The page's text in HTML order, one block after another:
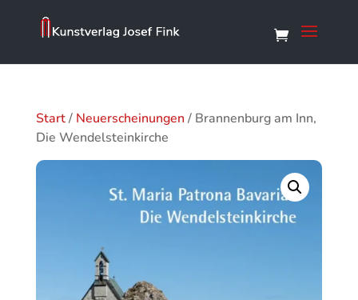
Start/ Neuerscheinungen / Brannenburg am Inn,
Die Wendelsteinkirche